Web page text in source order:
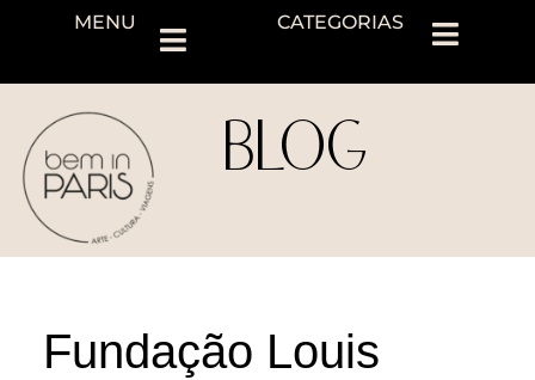
MENU CATEGORIAS
BLOG
Fundação Louis